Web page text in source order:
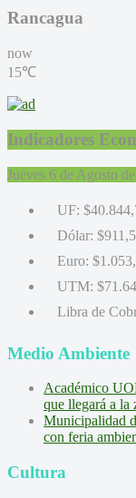
Rancagua
now
15℃
Indicadores
Jueves 6 de Agosto
UF:
Dólar:
Euro:
UTM:
Libra de
Medio Ambiente
Académico
que llegará a la
Municipalidad
con feria
Cultura